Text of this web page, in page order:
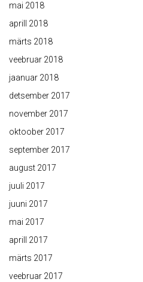
mai 2018
aprill 2018
märts 2018
veebruar 2018
jaanuar 2018
detsember 2017
november 2017
oktoober 2017
september 2017
august 2017
juuli 2017
juuni 2017
mai 2017
aprill 2017
märts 2017
veebruar 2017